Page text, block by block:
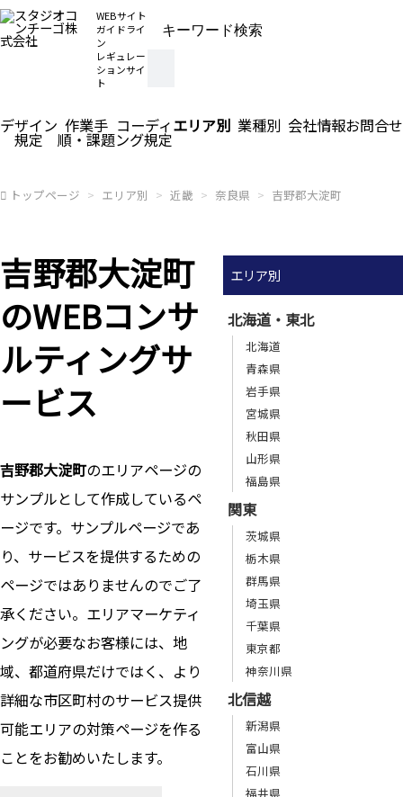
WEBサイト
ガイドライ
ン
レギュレー
ションサイ
ト
デザイン
規定
作業手
順・課題
コーディ
ング規定
エリア別 業種別 会社情報お問合せ
トップページ エリア別 近畿 奈良県 吉野郡大淀町
吉野郡大淀町
のWEBコンサ
ルティングサ
ービス
吉野郡大淀町のエリアページの
サンプルとして作成しているペ
ージです。サンプルページであ
り、サービスを提供するための
ページではありませんのでご了
承ください。エリアマーケティ
ングが必要なお客様には、地
域、都道府県だけではく、より
詳細な市区町村のサービス提供
可能エリアの対策ページを作る
ことをお勧めいたします。
エリア別
北海道・東北
北海道
青森県
岩手県
宮城県
秋田県
山形県
福島県
関東
茨城県
栃木県
群馬県
埼玉県
千葉県
東京都
神奈川県
北信越
新潟県
富山県
石川県
福井県